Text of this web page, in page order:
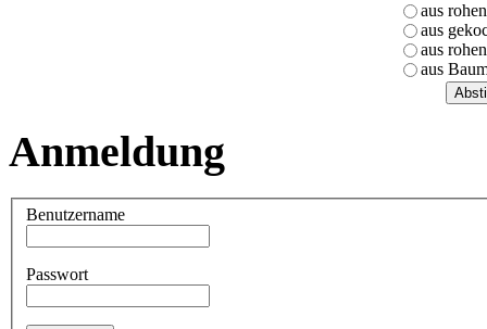
aus
aus
aus
aus
Anmeldung
Benutzername
Passwort